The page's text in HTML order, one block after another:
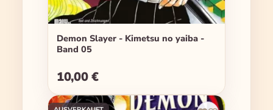
Demon Slayer - Kimetsu no yaiba -
Band 05
Regulärer Preis:
10,00 €